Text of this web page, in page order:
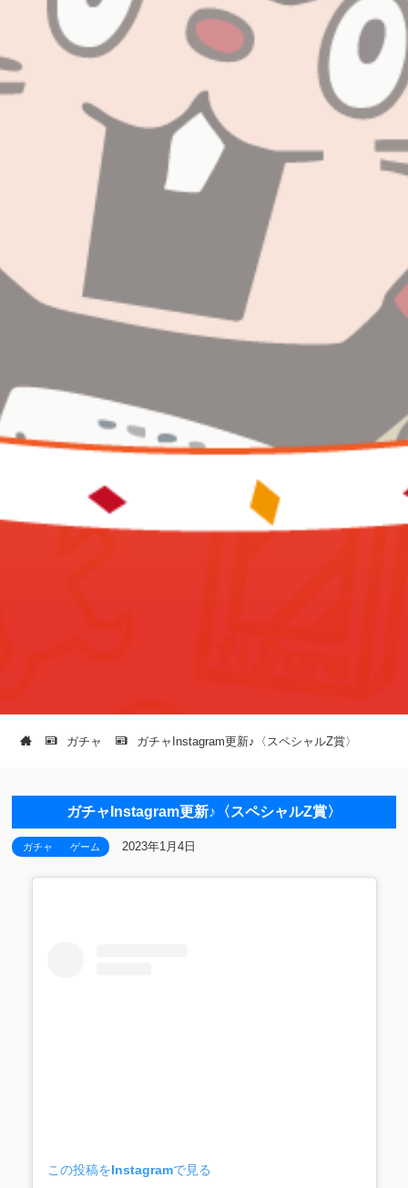
ガチャ ガチャInstagram更新♪〈スペシャルZ賞〉
ガチャInstagram更新♪〈スペシャルZ賞〉
ガチャ ゲーム 2023年1月4日
この投稿をInstagramで見る